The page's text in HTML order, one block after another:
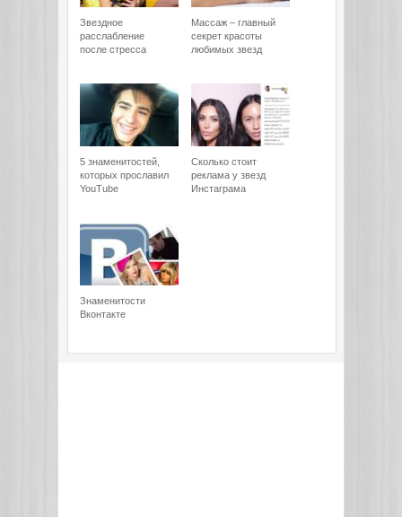
Звездное
расслабление
после стресса
Массаж – главный
секрет красоты
любимых звезд
5 знаменитостей,
которых прославил
YouTube
Сколько стоит
реклама у звезд
Инстаграма
Знаменитости
Вконтакте